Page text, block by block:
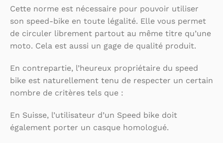
Cette norme est nécessaire pour pouvoir utiliser
son speed-bike en toute légalité. Elle vous permet
de circuler librement partout au même titre qu’une
moto. Cela est aussi un gage de qualité produit.
En contrepartie, l’heureux propriétaire du speed
bike est naturellement tenu de respecter un certain
nombre de critères tels que :
En Suisse, l’utilisateur d’un Speed bike doit
également porter un casque homologué.